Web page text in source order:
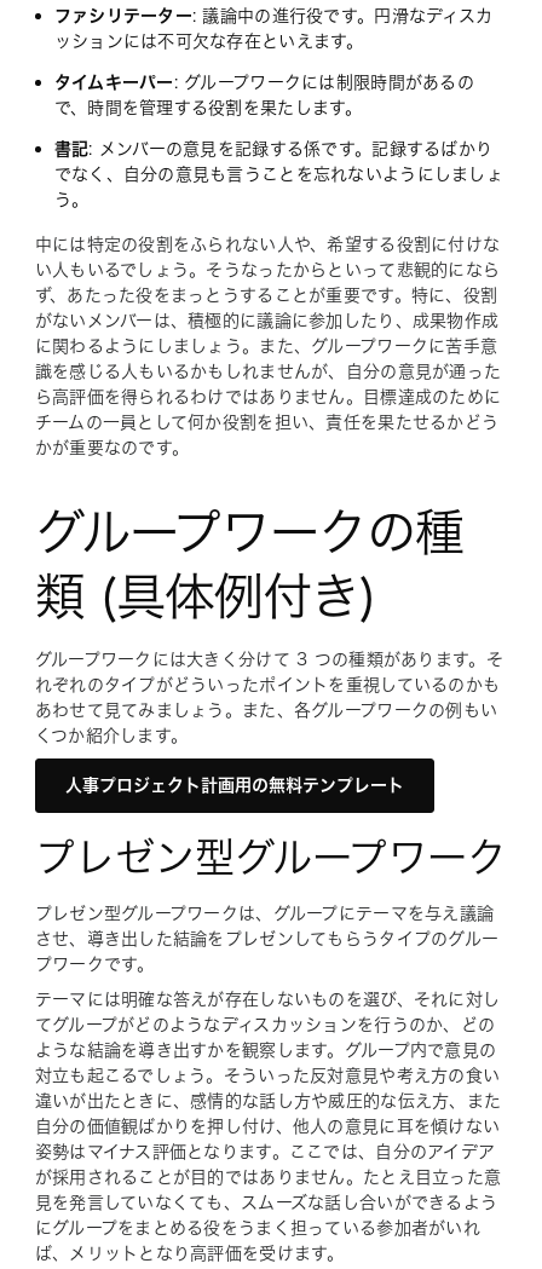
ファシリテーター: 議論中の進行役です。円滑なディスカ
ッションには不可欠な存在といえます。
タイムキーパー : グループワークには制限時間があるの
で、時間を管理する役割を果たします。
書記: メンバーの意見を記録する係です。記録するばかり
でなく、自分の意見も言うことを忘れないようにしましょ
う。
中には特定の役割をふられない人や、希望する役割に付けな
い人もいるでしょう。そうなったからといって悲観的になら
ず、あたった役をまっとうすることが重要です。特に、役割
がないメンバーは、積極的に議論に参加したり、成果物作成
に関わるようにしましょう。また、グループワークに苦手意
識を感じる人もいるかもしれませんが、自分の意見が通った
ら高評価を得られるわけではありません。目標達成のために
チームの一員として何か役割を担い、責任を果たせるかどう
かが重要なのです。
グループワークの種
類 (具体例付き)
グループワークには大きく分けて 3 つの種類があります。そ
れぞれのタイプがどういったポイントを重視しているのかも
あわせて見てみましょう。また、各グループワークの例もい
くつか紹介します。
人事プロジェクト計画用の無料テンプレート
プレゼン型グループワーク
プレゼン型グループワークは、グループにテーマを与え議論
させ、導き出した結論をプレゼンしてもらうタイプのグルー
プワークです。
テーマには明確な答えが存在しないものを選び、それに対し
てグループがどのようなディスカッションを行うのか、どの
ような結論を導き出すかを観察します。グループ内で意見の
対立も起こるでしょう。そういった反対意見や考え方の食い
違いが出たときに、感情的な話し方や威圧的な伝え方、また
自分の価値観ばかりを押し付け、他人の意見に耳を傾けない
姿勢はマイナス評価となります。ここでは、自分のアイデア
が採用されることが目的ではありません。たとえ目立った意
見を発言していなくても、スムーズな話し合いができるよう
にグループをまとめる役をうまく担っている参加者がいれ
ば、メリットとなり高評価を受けます。